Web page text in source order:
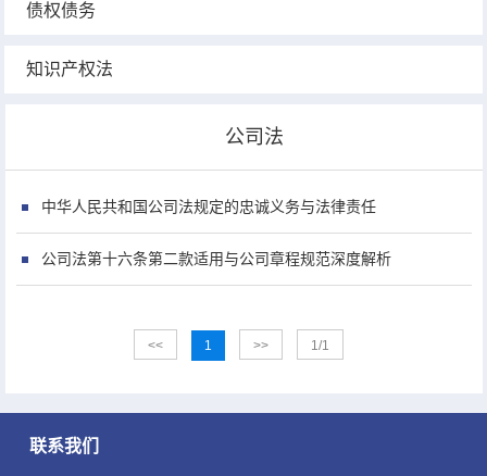
债权债务
知识产权法
公司法
中华人民共和国公司法规定的忠诚义务与法律责任
公司法第十六条第二款适用与公司章程规范深度解析
<< 1 >> 1/1
联系我们